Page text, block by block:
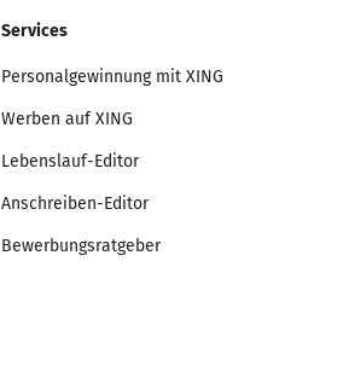
Services
Personalgewinnung mit XING
Werben auf XING
Lebenslauf-Editor
Anschreiben-Editor
Bewerbungsratgeber